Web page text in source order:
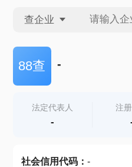
查企业
查企业
查产地
88查 -
法定代表人
-
注
社会信用代码： -